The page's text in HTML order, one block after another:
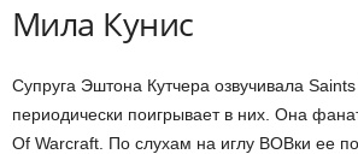
Мила Кунис
Супруга Эштона Кутчера озвучивала
периодически поигрывает в них. Она
Of Warcraft. По слухам на иглу ВОВки ее